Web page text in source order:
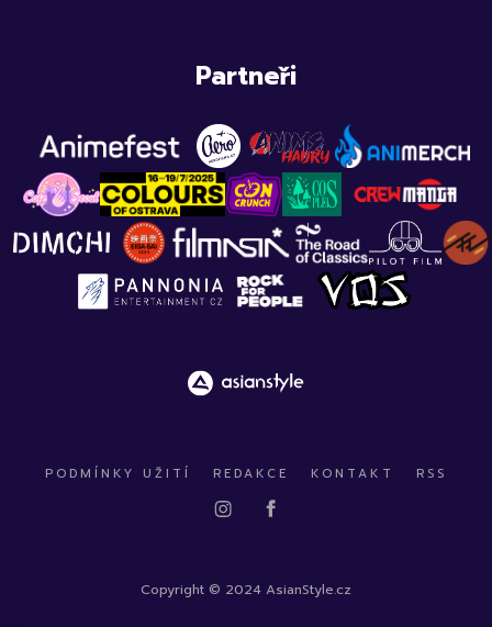
Partneři
PODMÍNKY UŽITÍ REDAKCE KONTAKT RSS
Copyright © 2024 AsianStyle.cz